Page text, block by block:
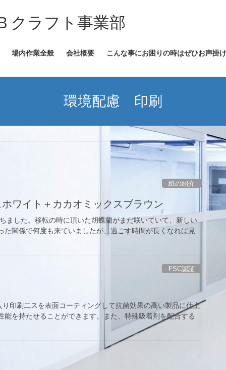
クラフト事業部
場内作業全般 会社概要 こんな事にお困りの時はぜひお声掛
環境配慮 印刷
紙の紹介
ワイト＋カカオミックスブラウン
ました。移転の時に頂いた胡蝶蘭がまだ咲いていて、新しい
関係で何度も来ていましたが、過ごす時間が長くなれば見
FSC認証
印刷二スを表面コーティングして抗菌効果の高い製品に仕上
を持たせることができます。また、特殊吸着剤を配合する